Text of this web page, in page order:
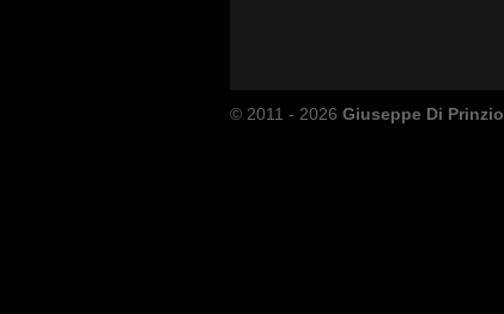
© 2011 - 2026 Giuseppe Di Prinzio